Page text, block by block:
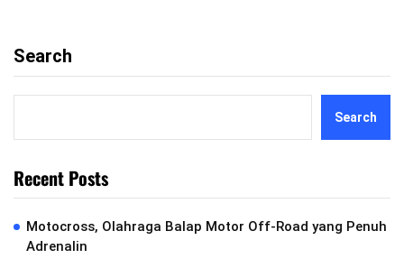
Search
Search
Recent Posts
Motocross, Olahraga Balap Motor Off-Road yang Penuh
Adrenalin